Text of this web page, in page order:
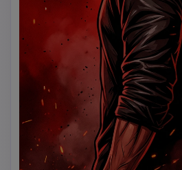
komposisi siap poster, tepi tajam;
tidak ada tanda air, tidak ada
pastel, tidak ada